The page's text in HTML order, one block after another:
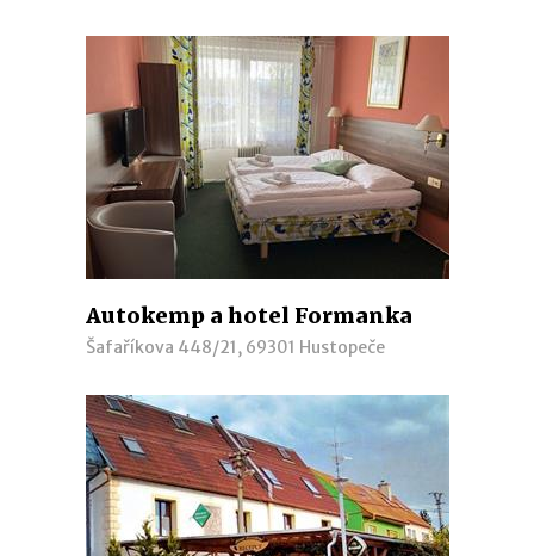
Autokemp a hotel Formanka
Šafaříkova 448/21, 69301 Hustopeče